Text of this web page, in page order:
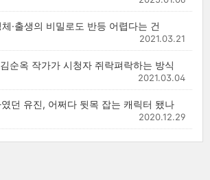
·출생의 비밀로도 반등 어렵다는 건
2021.03.21
순옥 작가가 시청자 쥐락펴락하는 방식
2021.03.04
던 유진, 어쩌다 뒷목 잡는 캐릭터 됐나
2020.12.29